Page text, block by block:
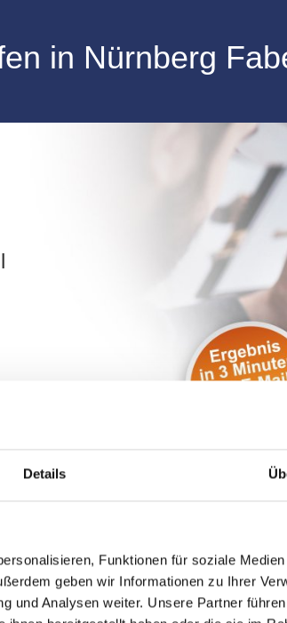
Details
Funktionen für soziale
geben wir Informationen zu Ihrer
und Analysen weiter. Unsere Partner
in Nürnberg